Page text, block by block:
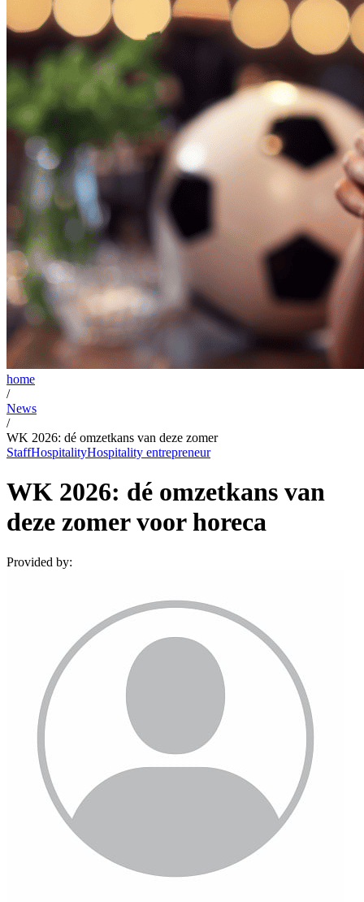
home
/
News
/
WK 2026: dé omzetkans van deze zomer
StaffHospitalityHospitality entrepreneur
WK 2026: dé omzetkans van
deze zomer voor horeca
Provided by: